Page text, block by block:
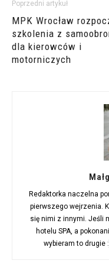
Poprzedni artykuł
MPK Wrocław
szkolenia z
dla kierowców i
motorniczych
Redaktorka naczelna
pierwszego wejrzenia.
się nimi z innymi. Jeśli
hotelu SPA, a
wybieram to drugie